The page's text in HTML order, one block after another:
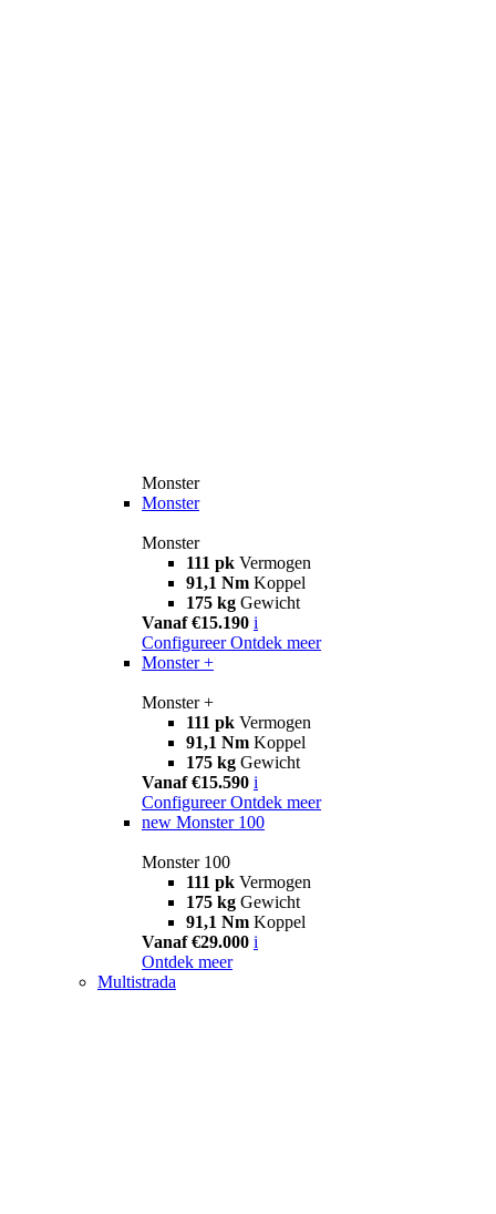
Monster
Monster
Monster
111 pk Vermogen
91,1 Nm Koppel
175 kg Gewicht
Vanaf €15.190 i
Configureer Ontdek meer
Monster +
Monster +
111 pk Vermogen
91,1 Nm Koppel
175 kg Gewicht
Vanaf €15.590 i
Configureer Ontdek meer
new Monster 100
Monster 100
111 pk Vermogen
175 kg Gewicht
91,1 Nm Koppel
Vanaf €29.000 i
Ontdek meer
Multistrada